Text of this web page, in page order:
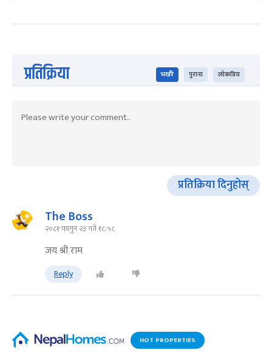
प्रतिक्रिया भर्खरै पुराना लोकप्रिय
प्रतिक्रिया दिनुहोस्
The Boss
२०८१ फागुन २३ गते १८:५८
जय श्री राम
Reply
HOT PROPERTIES